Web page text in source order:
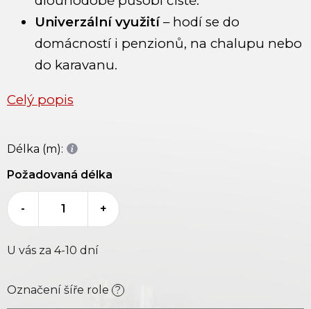
Univerzální využití– hodí se do
domácností i penzionů, na chalupu nebo
do karavanu.
Celý popis
Označení šíře role ?
U vás za 4-10 dní
Délka (m):
Požadovaná délka
- +